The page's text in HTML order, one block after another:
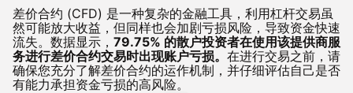
差价合约 (CFD) 是一种复杂的金融工具，利用杠杆交易虽
然可能放大收益，但同样也会加剧亏损风险，导致资金快速
流失。 数据显示， 79.75% 的散户投资者在使用该提供商服
务进行差价合约交易时出现账户亏损。 在进行交易之前，请
确保您充分了解差价合约的运作机制，并仔细评估自己是否
有能力承担资金亏损的高风险。